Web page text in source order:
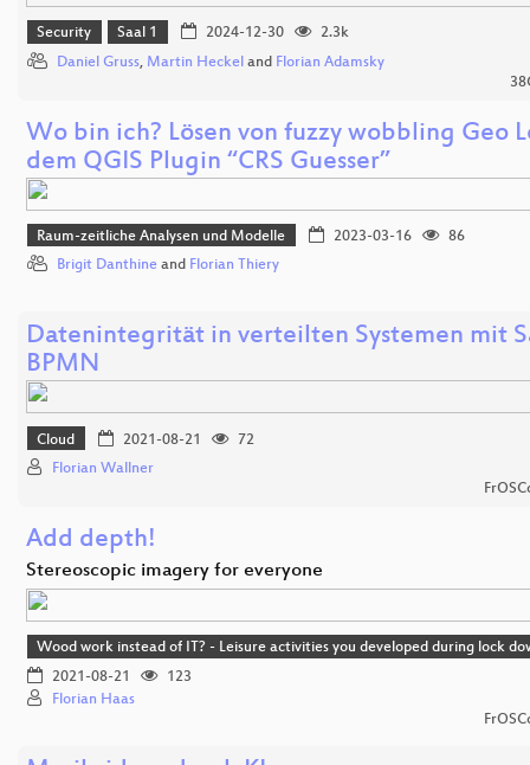
Security Saal 1 2024-12-30
2.3k
Daniel Gruss, Martin Heckel and Florian Adamsky
Wo bin ich? Lösen von fuzzy wobbling Geo
dem QGIS Plugin “CRS Guesser”
Raum-zeitliche Analysen und Modelle 2023-03-16
86
Brigit Danthine and Florian Thiery
Datenintegrität in verteilten Systemen mit
BPMN
Cloud 2021-08-21
72
Florian Wallner
Add depth!
Stereoscopic imagery for everyone
Wood work instead of IT? - Leisure activities you developed during lock
2021-08-21
123
Florian Haas